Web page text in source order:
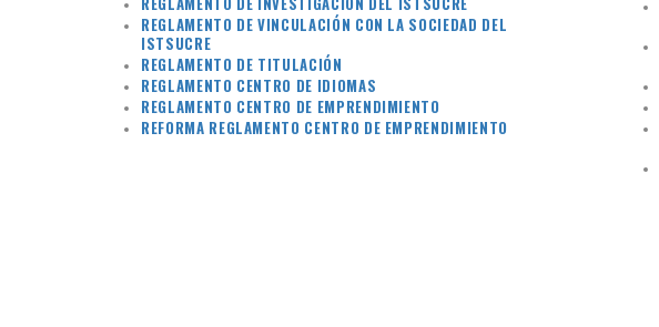
REGLAMENTO DE VINCULACIÓN CON LA SOCIEDAD DEL
ISTSUCRE
REGLAMENTO DE TITULACIÓN
REGLAMENTO CENTRO DE IDIOMAS
REGLAMENTO CENTRO DE EMPRENDIMIENTO
REFORMA REGLAMENTO CENTRO DE EMPRENDIMIENTO